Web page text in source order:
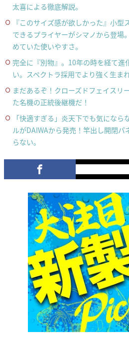
太喜による徹底解説。
『このサイズ感が欲しかった』小
できるプライヤーがシマノから登場
めていた使いやすさ。
完全に『別物』。10年の時を経て進
い。スペクトラ採用でより強く生ま
まだあるぞ！クローズドフェイスリ
た名機の正統後継機だ！
「快適すぎる」炎天下でも気にな
ルがDAIWAから発売！竿出し開閉
らない。